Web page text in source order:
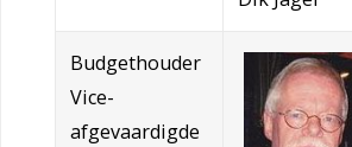
Budgethouder
Vice-
afgevaardigde